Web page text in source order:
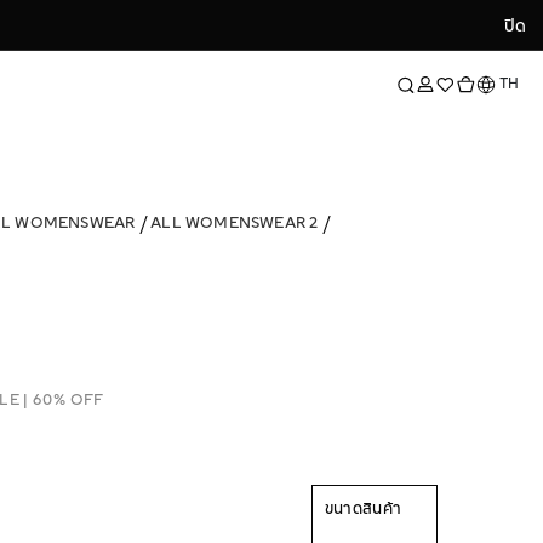
ปิด
ปิด
ภาษาTH
WOMENSWEAR
ALL WOMENSWEAR 2
| 60% OFF
ขนาดสินค้า